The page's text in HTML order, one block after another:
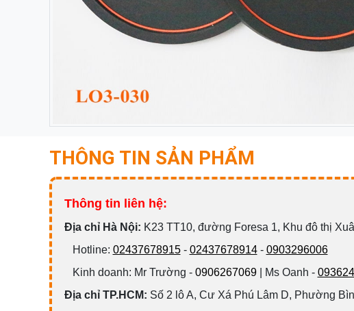
THÔNG TIN SẢN PHẨM
Thông tin liên hệ:
Địa chỉ Hà Nội: K23 TT10, đường Foresa 1, Khu đô thị
Hotline: 02437678915- 02437678914- 0903296006
Kinh doanh: Mr Trường - 0906267069| Ms Oanh -
Địa chỉ TP.HCM: Số 2 lô A, Cư Xá Phú Lâm D, Phường